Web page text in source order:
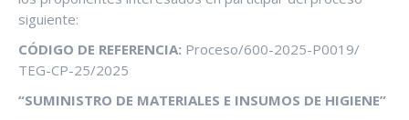
siguiente:
CÓDIGO DE REFERENCIA: Proceso/600-2025-P0019/
TEG-CP-25/2025
“SUMINISTRO DE MATERIALES E INSUMOS DE HIGIENE”